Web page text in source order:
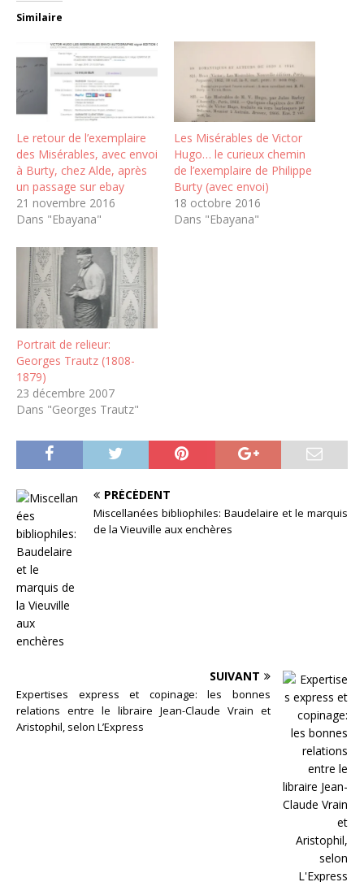
Similaire
Le retour de l’exemplaire
des Misérables, avec envoi
à Burty, chez Alde, après
un passage sur ebay
21 novembre 2016
Dans "Ebayana"
Les Misérables de Victor
Hugo… le curieux chemin
de l’exemplaire de Philippe
Burty (avec envoi)
18 octobre 2016
Dans "Ebayana"
Portrait de relieur:
Georges Trautz (1808-
1879)
23 décembre 2007
Dans "Georges Trautz"
PRÉCÉDENT
Miscellanées bibliophiles: Baudelaire et le marquis
de la Vieuville aux enchères
SUIVANT
Expertises express et copinage: les bonnes
relations entre le libraire Jean-Claude Vrain et
Aristophil, selon L’Express